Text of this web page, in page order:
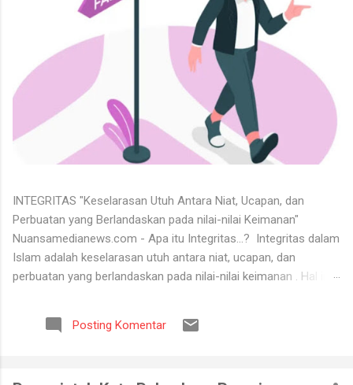
INTEGRITAS "Keselarasan Utuh Antara Niat, Ucapan, dan
Perbuatan yang Berlandaskan pada nilai-nilai Keimanan"
Nuansamedianews.com - Apa itu Integritas...? Integritas dalam
Islam adalah keselarasan utuh antara niat, ucapan, dan
perbuatan yang berlandaskan pada nilai-nilai keimanan . Hal ini
mana seseorang hidup secara konsisten di jalan Allah,
menjunjung tinggi kejujuran, serta dapat dipercaya dalam setiap
Posting Komentar